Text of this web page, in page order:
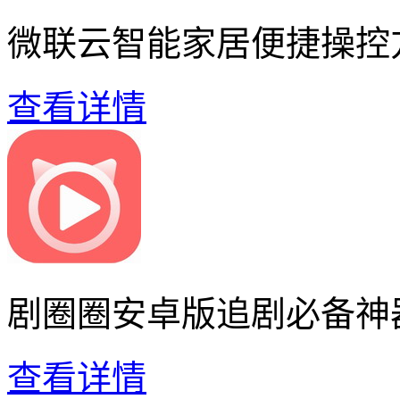
微联云智能家居便捷操控
查看详情
剧圈圈安卓版追剧必备神
查看详情